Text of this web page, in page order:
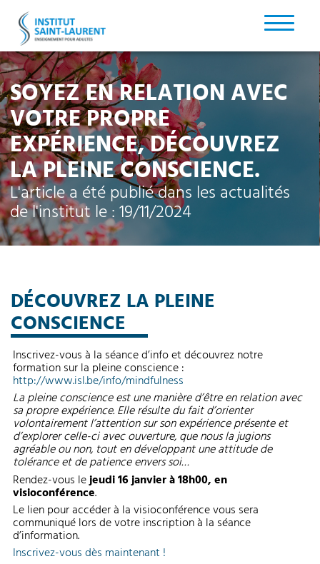
SOYEZ EN RELATION AVEC
VOTRE PROPRE
EXPÉRIENCE, DÉCOUVREZ
LA PLEINE CONSCIENCE.
L'article a été publié dans les actualités
de l'institut le : 19/11/2024
DÉCOUVREZ LA PLEINE
CONSCIENCE
Inscrivez-vous à la séance d’info et découvrez notre
formation sur la pleine conscience :
http://www.isl.be/info/mindfulness
La pleine conscience est une manière d’être en relation avec
sa propre expérience. Elle résulte du fait d’orienter
volontairement l’attention sur son expérience présente et
d’explorer celle-ci avec ouverture, que nous la jugions
agréable ou non, tout en développant une attitude de
tolérance et de patience envers soi…
Rendez-vous lejeudi 16 janvier à 18h00, en
visioconférence.
Le lien pour accéder à la visioconférence vous sera
communiqué lors de votre inscription à la séance
d’information.
Inscrivez-vous dès maintenant !